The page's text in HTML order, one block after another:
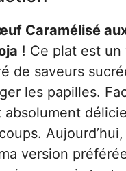
Caramélisé
! Ce plat est un
de saveurs
les papilles.
absolument
version